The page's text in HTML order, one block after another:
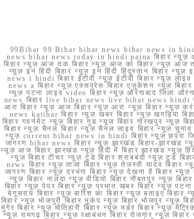
99Bihar 99 Bihar bihar news bihar news in
news bihar news today in hindi patna बिहार न्यूज़
बिहार न्यूज़ आज तक बिहार न्यूज़ आज का बिहार न्यूज़ आज
न्यूज़ इन हिंदी बिहार न्यूज़ इन हिंदी हिंदुस्तान बिहार
news i hindi बिहार ईटीवी न्यूज़ ईटीवी बिहार न्यूज़
news a बिहार न्यूज़ एक्सप्रेस बिहार एजुकेशन न्यूज़
न्यूज़ पटना लाइव video बिहार न्यूज़ औरंगाबाद जिला
news बिहार live bihar news live bihar news
आरा बिहार न्यूज़ आज बिहार न्यूज़ आरा न्यूज़ बिहार न्यूज़
news katihar बिहार न्यूज़ खबर बिहार न्यूज़ खगड़िया
बिहार गवर्नमेंट न्यूज़ बिहार गुड न्यूज़ बिहार गोरखपुर
बिहार न्यूज़ चैनल बिहार न्यूज़ चैनल लाइव बिहार न्यूज़ चुनाव
न्यूज़ current bihar news in hindi बिहार न्यूज़ छपरा
जागरण bihar news बिहार न्यूज़ झारखंड बिहार-झारखंड
न्यूज़ आज बिहार झारखंड न्यूज़ हिंदी में बिहार झारखंड न्यूज़
न्यूज़ बिहार टीचर न्यूज़ टुडे बिहार शराबबंदी न्यूज़ टुडे
news बिहार न्यूज़ ताजा बिहार न्यूज़ तेजस्वी यादव बिहार
जागरण बिहार न्यूज़ दरभंगा बिहार न्यूज़ देखना है बिहार न्यूज़
न्यूज़ बिहार नालंदा न्यूज़ वीडियो बिहार नौबतपुर न्यूज़
बिहार न्यूज़ पेपर बिहार न्यूज़ प्रभात खबर बिहार न्यूज़
बेगूसराय बिहार न्यूज़ बारिश का बिहार न्यूज़ बताइए
बिहार न्यूज़ भोजपुरी बिहार भूकंप न्यूज़ बिहार भोजपुर न्यूज़
मुंगेर बिहार न्यूज़ मोतिहारी बिहार न्यूज़ मर्डर बिहार न्यूज़
न्यूज़ रामगढ़ बिहार न्यूज़ रक्षाबंधन बिहार रोजगार न्यूज़